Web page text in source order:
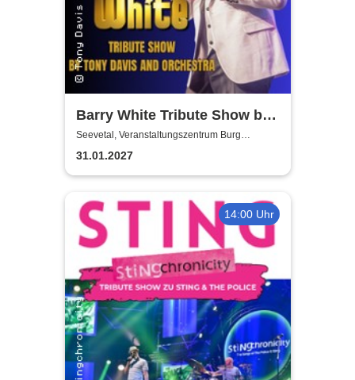
Barry White Tribute Show by
Tony Davis and Orchestra
Seevetal, Veranstaltungszentrum Burg
Seevetal
31.01.2027
14:00 Uhr